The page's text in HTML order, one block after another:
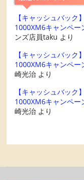
【キャッシュバッ
1000XM6キャンペー
ンズ店員taku より
【キャッシュバッ
1000XM6キャンペー
崎光治 より
【キャッシュバッ
1000XM6キャンペー
崎光治 より